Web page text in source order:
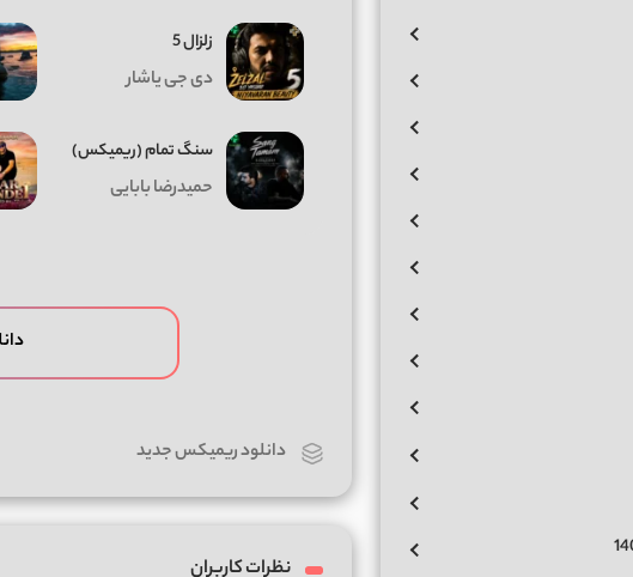
زلزال 5
دی جی یاشار
سنگ تمام (ریمیکس)
حمیدرضا بابایی
دانلود ریمیکس جدید
نظرات کاربران